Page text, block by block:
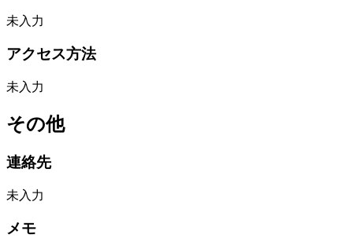
未入力
アクセス方法
未入力
その他
連絡先
未入力
メモ